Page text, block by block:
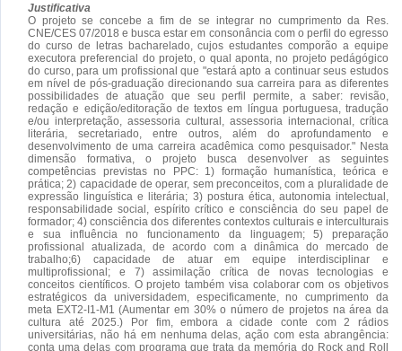
Justificativa
O projeto se concebe a fim de se integrar no cumprimento da Res.
CNE/CES 07/2018 e busca estar em consonância com o perfil do egresso
do curso de letras bacharelado, cujos estudantes comporão a equipe
executora preferencial do projeto, o qual aponta, no projeto pedágógico
do curso, para um profissional que "estará apto a continuar seus estudos
em nível de pós-graduação direcionando sua carreira para as diferentes
possibilidades de atuação que seu perfil permite, a saber: revisão,
redação e edição/editoração de textos em língua portuguesa, tradução
e/ou interpretação, assessoria cultural, assessoria internacional, crítica
literária, secretariado, entre outros, além do aprofundamento e
desenvolvimento de uma carreira acadêmica como pesquisador." Nesta
dimensão formativa, o projeto busca desenvolver as seguintes
competências previstas no PPC: 1) formação humanística, teórica e
prática; 2) capacidade de operar, sem preconceitos, com a pluralidade de
expressão linguística e literária; 3) postura ética, autonomia intelectual,
responsabilidade social, espírito crítico e consciência do seu papel de
formador; 4) consciência dos diferentes contextos culturais e interculturais
e sua influência no funcionamento da linguagem; 5) preparação
profissional atualizada, de acordo com a dinâmica do mercado de
trabalho;6) capacidade de atuar em equipe interdisciplinar e
multiprofissional; e 7) assimilação crítica de novas tecnologias e
conceitos científicos. O projeto também visa colaborar com os objetivos
estratégicos da universidadem, especificamente, no cumprimento da
meta EXT2-I1-M1 (Aumentar em 30% o número de projetos na área da
cultura até 2025.) Por fim, embora a cidade conte com 2 rádios
universitárias, não há em nenhuma delas, ação com esta abrangência:
conta uma delas com programa que trata da memória do Rock and Roll